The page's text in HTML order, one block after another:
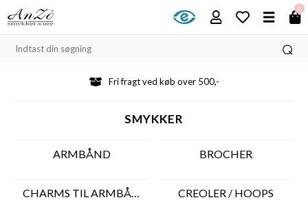
0
Fri fragt ved køb over 500,-
SMYKKER
ARMBÅND BROCHER
CREOLER / HOOPS